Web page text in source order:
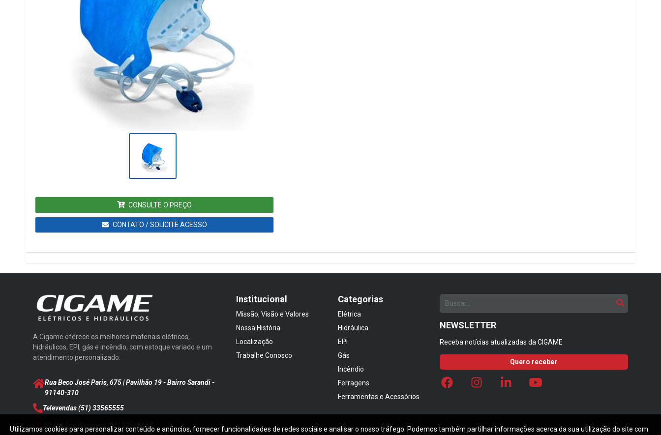
CONSULTE O PREÇO
CONTATO / SOLICITE ACESSO
A Cigame oferece os melhores materiais elétricos,
hidráulicos, EPI, gás e incêndio, com estoque variado e um
atendimento personalizado.
Rua Beco José Paris, 675 | Pavilhão 19 - Bairro Sarandi-
91140-310
Televendas(51) 33565555
Whats App Business (51) 33565555
Institucional
Missão, Visão e Valores
Nossa História
Localização
Trabalhe Conosco
Categorias
Elétrica
Hidráulica
EPI
Gás
Incêndio
Ferragens
Ferramentas e Acessórios
NEWSLETTER
Receba notícias atualizadas da CIGAME
Quero receber
Utilizamos cookies para personalizar conteúdo e anúncios, fornecer funcionalidades de redes sociais e analisar o nosso tráfego. Podemos também partilhar informações acerca da sua utilização do site com